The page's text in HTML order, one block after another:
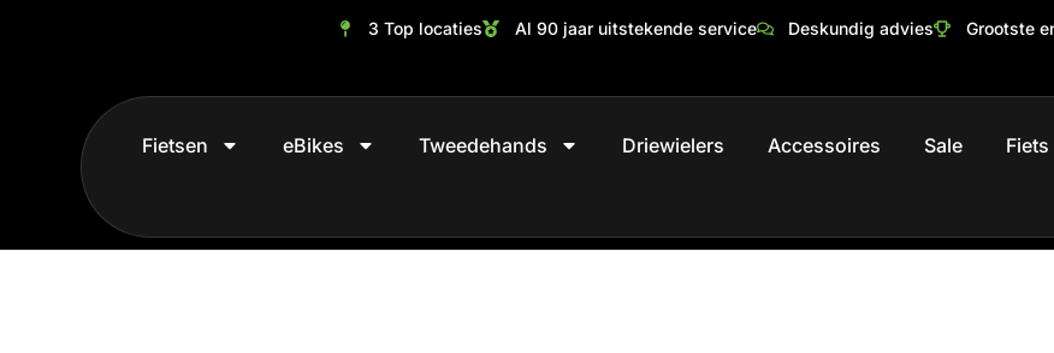
3 Top locaties Al 90 jaar uitstekende service Deskundig advies Grootste
Fietsen eBikes Tweedehands Driewielers Accessoires Sale